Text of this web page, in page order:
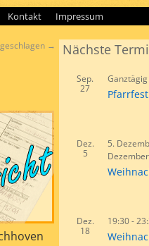
Kontakt Impressum
→ Nächste
Sep.
27
Ganztägig
Pfarrfest
Dez.
5
5.
Dez.
18
19:30-